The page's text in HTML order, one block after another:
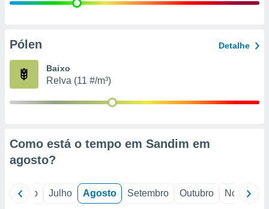
e
de
Pólen Detalhe
Baixo
Relva (11 #/m³)
Como está o tempo em Sandim em
agosto?
Junho Julho Agosto Setembro Outubro Novembro